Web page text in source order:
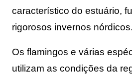
característico do estuário,
rigorosos invernos nórdicos.
Os flamingos e várias
utilizam as condições da